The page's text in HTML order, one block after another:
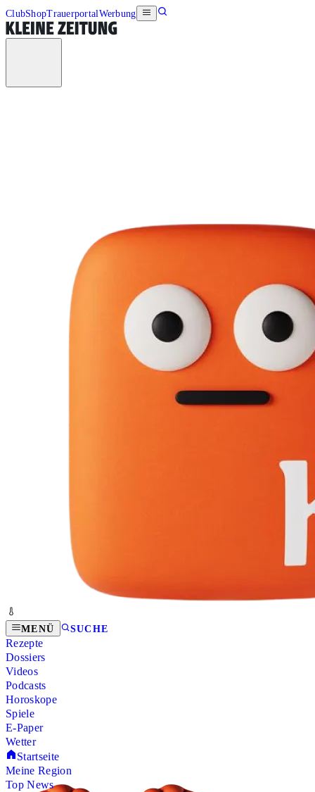
ClubShopTrauerportalWerbung
MENÜ SUCHE
Rezepte
Dossiers
Videos
Podcasts
Horoskope
Spiele
E-Paper
Wetter
Startseite
Meine Region
Top News